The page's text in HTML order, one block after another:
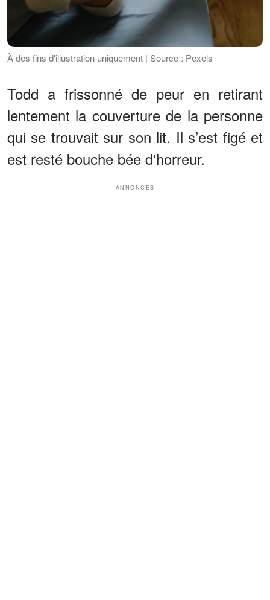
À des fins d'illustration uniquement | Source : Pexels
Todd a frissonné de peur en retirant
lentement la couverture de la personne
qui se trouvait sur son lit. Il s’est figé et
est resté bouche bée d'horreur.
ANNONCES